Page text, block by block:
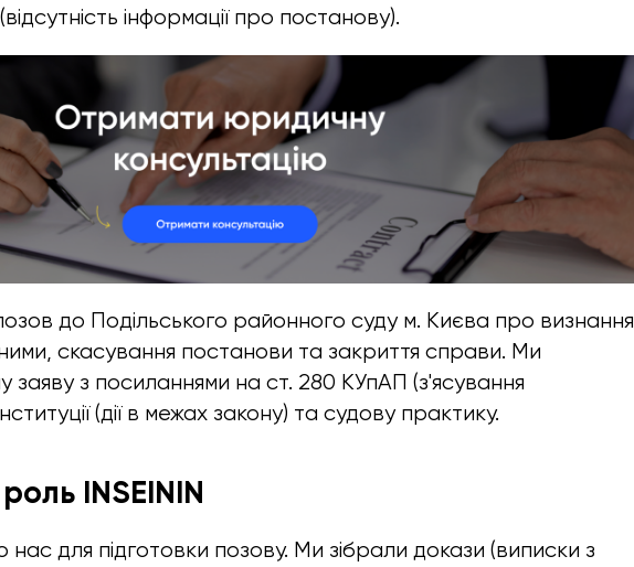
інформації про постанову).
до Подільського районного суду м. Києва про визнання
скасування постанови та закриття справи. Ми
заяву з посиланнями на ст. 280 КУпАП (з'ясування
(дії в межах закону) та судову практику.
роль INSEININ
нас для підготовки позову. Ми зібрали докази (виписки з